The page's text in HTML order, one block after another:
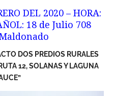
DEL 2020 – HORA:
18 de Julio 708
DOS PREDIOS RURALES
12, SOLANAS Y LAGUNA